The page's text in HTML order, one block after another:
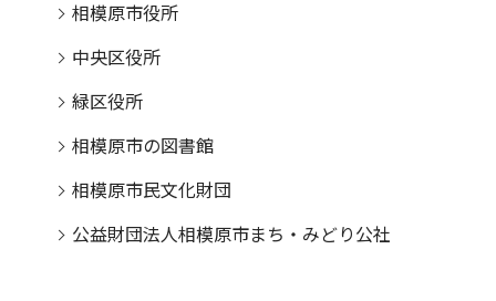
相模原市役所
中央区役所
緑区役所
相模原市の図書館
相模原市民文化財団
公益財団法人相模原市まち・みどり公社